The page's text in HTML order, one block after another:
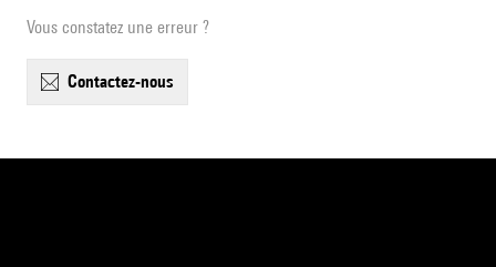
Vous constatez une erreur ?
contactez-nous